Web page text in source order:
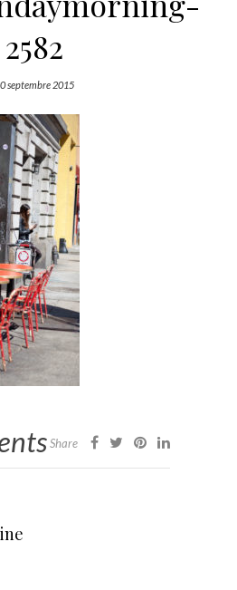
2582
septembre 2015
Share